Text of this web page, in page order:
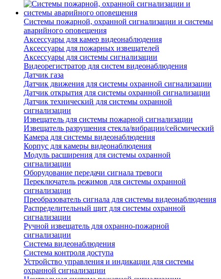
Системы пожарной, охранной сигнализации и системы
аварийного оповещения
Аксессуары для камер видеонаблюдения
Аксессуары для пожарных извещателей
Аксессуары для системы сигнализации
Видеорегистратор для систем видеонаблюдения
Датчик газа
Датчик движения для системы охранной сигнализации
Датчик открытия для системы охранной сигнализации
Датчик технический для системы охранной
сигнализации
Извещатель для системы пожарной сигнализации
Извещатель разрушения стекла/вибрации/сейсмический
Камера для системы видеонаблюдения
Корпус для камеры видеонаблюдения
Модуль расширения для системы охранной
сигнализации
Оборудование передачи сигнала тревоги
Переключатель режимов для системы охранной
сигнализации
Преобразователь сигнала для системы видеонаблюдения
Распределительный щит для системы охранной
сигнализации
Ручной извещатель для охранно-пожарной
сигнализации
Система видеонаблюдения
Система контроля доступа
Устройство управления и индикации для системы
охранной сигнализации